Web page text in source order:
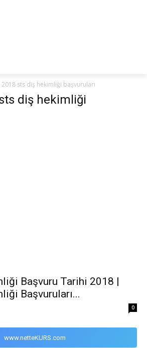
2018 sts diş hekimliği başvuruları
diş hekimliği
Başvuru Tarihi 2018 |
Başvuruları...
0
www.netteKURS.com